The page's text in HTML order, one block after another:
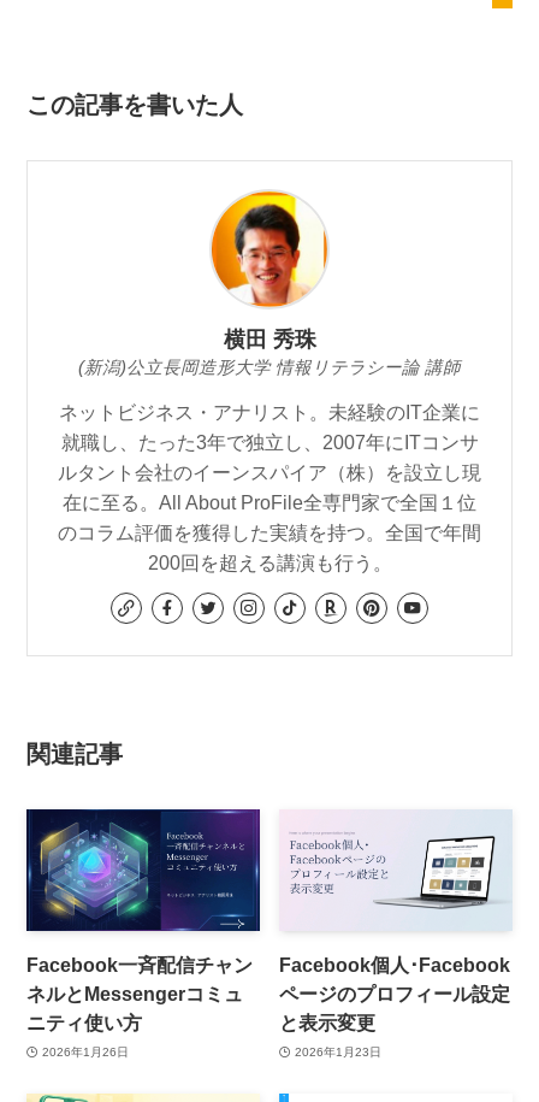
この記事を書いた人
横田 秀珠
(新潟)公立長岡造形大学 情報リテラシー論 講師
ネットビジネス・アナリスト。未経験のIT企業に
就職し、たった3年で独立し、2007年にITコンサ
ルタント会社のイーンスパイア（株）を設立し現
在に至る。All About ProFile全専門家で全国１位
のコラム評価を獲得した実績を持つ。全国で年間
200回を超える講演も行う。
関連記事
Facebook一斉配信チャン
ネルとMessengerコミュ
ニティ使い方
2026年1月26日
Facebook個人･Facebook
ページのプロフィール設定
と表示変更
2026年1月23日